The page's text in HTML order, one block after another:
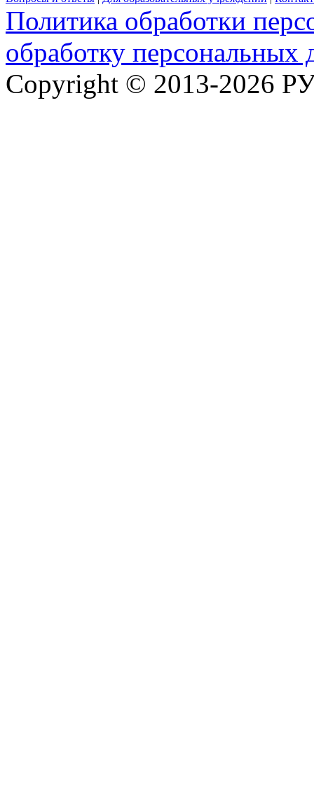
Политика обработки
обработку персональных
Copyright © 2013-2026